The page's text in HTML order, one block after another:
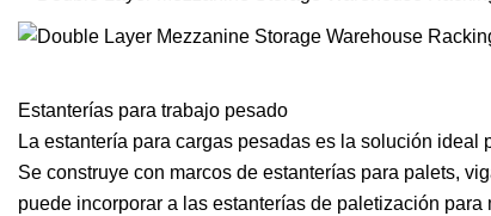
Estanterías para trabajo pesado
La estantería para cargas pesadas es la solución
Se construye con marcos de estanterías para palets,
puede incorporar a las estanterías de paletización